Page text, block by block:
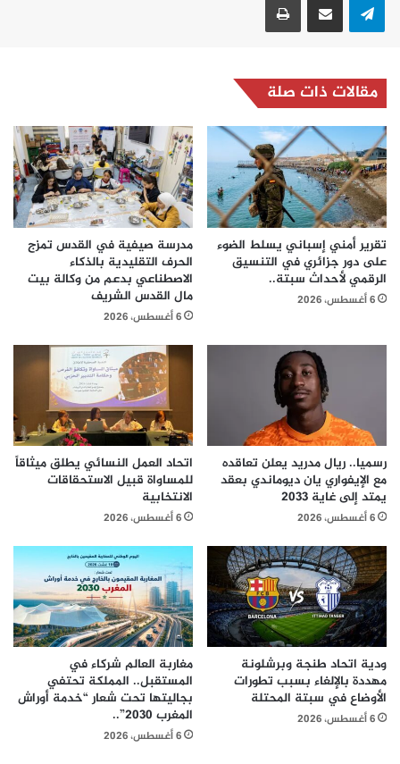
مقالات ذات صلة
تقرير أمني إسباني يسلط الضوء
على دور جزائري في التنسيق
الرقمي لأحداث سبتة..
6 أغسطس، 2026
مدرسة صيفية في القدس تمزج
الحرف التقليدية بالذكاء
الاصطناعي بدعم من وكالة بيت
مال القدس الشريف
6 أغسطس، 2026
رسميا.. ريال مدريد يعلن تعاقده
مع الإيفواري يان ديوماندي بعقد
يمتد إلى غاية 2033
6 أغسطس، 2026
اتحاد العمل النسائي يطلق ميثاقاً
للمساواة قبيل الاستحقاقات
الانتخابية
6 أغسطس، 2026
ودية اتحاد طنجة وبرشلونة
مهددة بالإلغاء بسبب تطورات
الأوضاع في سبتة المحتلة
6 أغسطس، 2026
مغاربة العالم شركاء في
المستقبل.. المملكة تحتفي
بجاليتها تحت شعار “خدمة أوراش
المغرب 2030”..
6 أغسطس، 2026